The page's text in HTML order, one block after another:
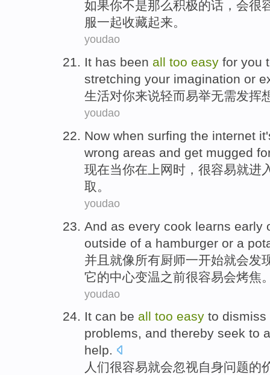
如果你不是那么积极的话 ，会很
服一起收藏起来。
youdao
It has been all too easy for you
stretching your imagination or
生活对你来说轻而易举无需发挥
youdao
Now when surfing the internet
wrong areas and get mugged
现在当你在 上网时， 很容易就进
取 。
youdao
And as every cook learns early
outside of a hamburger or a
并且 就像所有厨师一开始就会发
它的中心变温之前很容易会烤焦
youdao
It can be all too easy to dismiss
problems, and thereby seek to
help.
人们很容易就会忽视自身问题的